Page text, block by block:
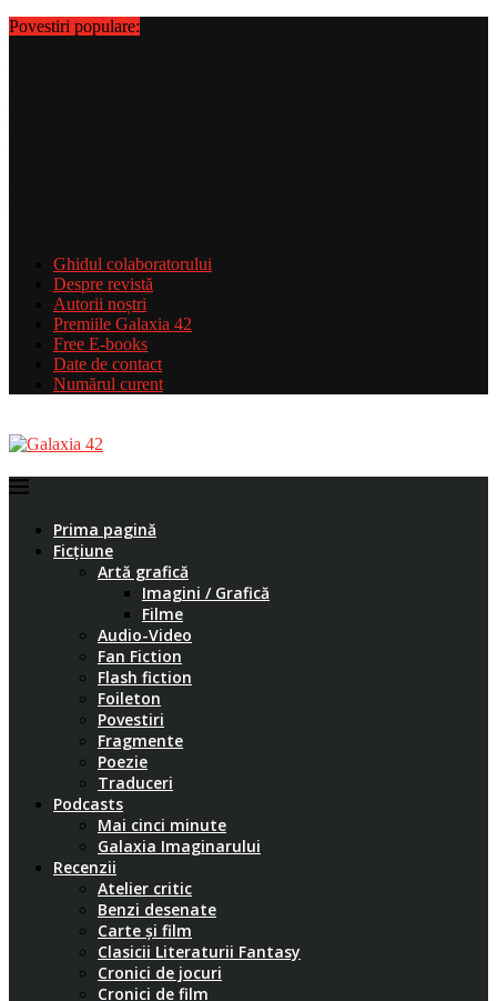
Povestiri populare:
Ghidul colaboratorului
Despre revistă
Autorii noștri
Premiile Galaxia 42
Free E-books
Date de contact
Numărul curent
Prima pagină
Ficțiune
Artă grafică
Imagini / Grafică
Filme
Audio-Video
Fan Fiction
Flash fiction
Foileton
Povestiri
Fragmente
Poezie
Traduceri
Podcasts
Mai cinci minute
Galaxia Imaginarului
Recenzii
Atelier critic
Benzi desenate
Carte și film
Clasicii Literaturii Fantasy
Cronici de jocuri
Cronici de film